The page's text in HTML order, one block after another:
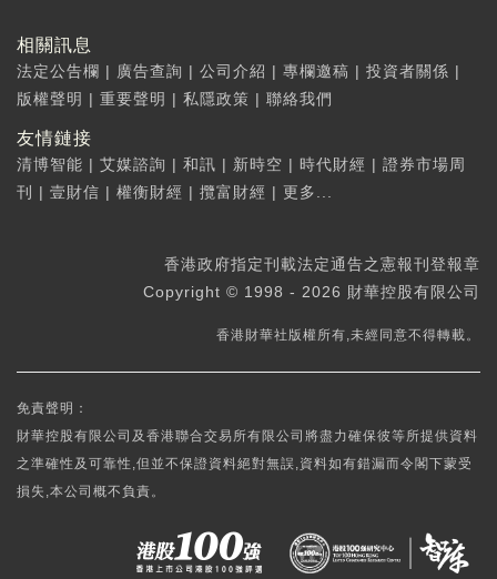
相關訊息
法定公告欄 | 廣告查詢 | 公司介紹 | 專欄邀稿 | 投資者關係 |
版權聲明 | 重要聲明 | 私隱政策 | 聯絡我們
友情鏈接
清博智能 | 艾媒諮詢 | 和訊 | 新時空 | 時代財經 | 證券市場周
刊
| 壹財信 | 權衡財經 | 攬富財經 | 更多...
香港政府指定刊載法定通告之憲報刊登報章
Copyright © 1998 - 2026 財華控股有限公司
香港財華社版權所有,未經同意不得轉載。
免責聲明：
財華控股有限公司及香港聯合交易所有限公司將盡力確保彼等所提供資料
之準確性及可靠性,但並不保證資料絕對無誤,資料如有錯漏而令閣下蒙受
損失,本公司概不負責。